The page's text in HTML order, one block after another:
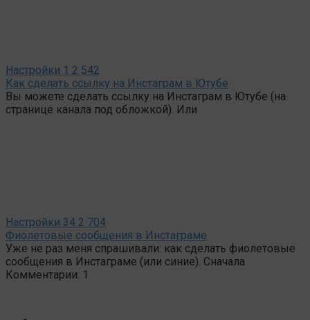
Настройки 1 2 542
Как сделать ссылку на Инстаграм в Ютубе
Вы можете сделать ссылку на Инстаграм в Ютубе (на
странице канала под обложкой). Или
Настройки 34 2 704
Фиолетовые сообщения в Инстаграме
Уже не раз меня спрашивали: как сделать фиолетовые
сообщения в Инстаграме (или синие). Сначала
Комментарии: 1